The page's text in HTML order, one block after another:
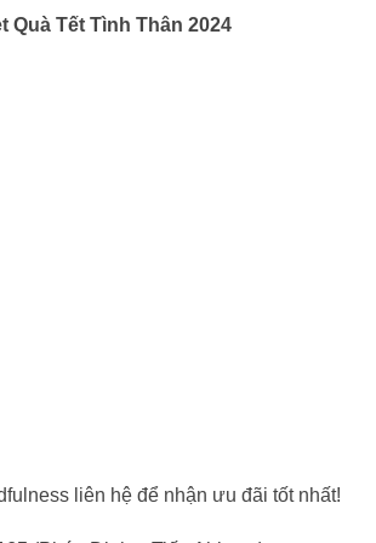
Quà Tết Tình Thân 2024
liên hệ để nhận ưu đãi tốt nhất!